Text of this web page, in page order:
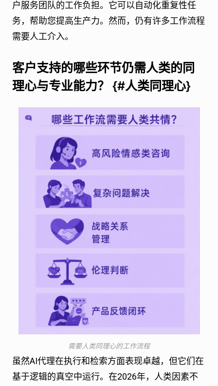
户服务团队的工作负担。它可以自动化重复性任
务，帮助您提高生产力。然而，仍有许多工作流程
需要人工介入。
客户支持的哪些环节仍需人类的同
理心与专业能力？ {#人类同理心}
需要人类同理心的工作流程
虽然AI代理在执行和检索方面表现卓越，但它们在
基于逻辑的真空中运行。在2026年，人类因素不